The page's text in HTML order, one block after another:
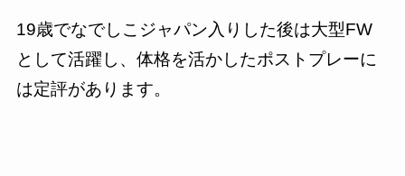
19歳でなでしこジャパン入りした後は大型FW
として活躍し、体格を活かしたポストプレーに
は定評があります。